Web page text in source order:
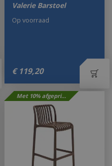
Valerie Barstoel
€ 119,20
Op voorraad
Met 10% afgeprijsd